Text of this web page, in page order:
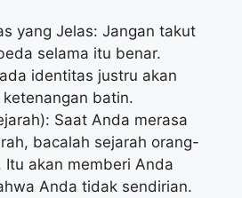
yang Jelas: Jangan takut
selama itu benar.
identitas justru akan
batin.
Saat Anda merasa
bacalah sejarah orang-
Itu akan memberi Anda
Anda tidak sendirian.